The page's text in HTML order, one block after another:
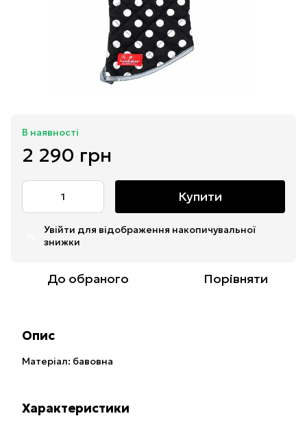
В наявності
2 290 грн
Купити
Увійти для відображення накопичувальної
знижки
До обраного Порівняти
Опис
Матеріал: бавовна
Характеристики